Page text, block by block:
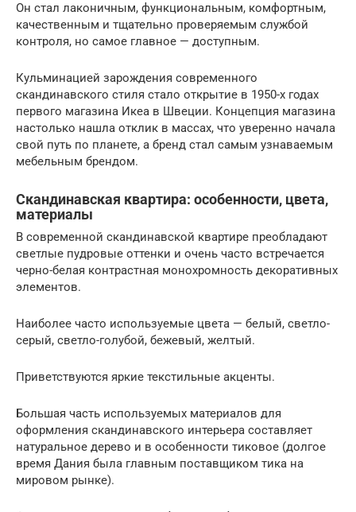
Он стал лаконичным, функциональным, комфортным,
качественным и тщательно проверяемым службой
контроля, но самое главное — доступным.
Кульминацией зарождения современного
скандинавского стиля стало открытие в 1950-х годах
первого магазина Икеа в Швеции. Концепция магазина
настолько нашла отклик в массах, что уверенно начала
свой путь по планете, а бренд стал самым узнаваемым
мебельным брендом.
Скандинавская квартира: особенности, цвета,
материалы
В современной скандинавской квартире преобладают
светлые пудровые оттенки и очень часто встречается
черно-белая контрастная монохромность декоративных
элементов.
Наиболее часто используемые цвета — белый, светло-
серый, светло-голубой, бежевый, желтый.
Приветствуются яркие текстильные акценты.
Большая часть используемых материалов для
оформления скандинавского интерьера составляет
натуральное дерево и в особенности тиковое (долгое
время Дания была главным поставщиком тика на
мировом рынке).